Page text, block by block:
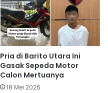
Pria di Barito Utara Ini
Gasak Sepeda Motor
Calon Mertuanya
18 Mei 2026